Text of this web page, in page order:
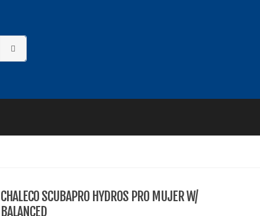
CHALECO SCUBAPRO HYDROS PRO MUJER W/
BALANCED